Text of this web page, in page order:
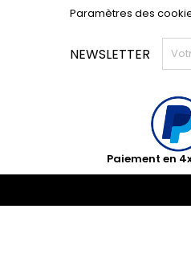
Paramètres des
NEWSLETTER
Paiement en